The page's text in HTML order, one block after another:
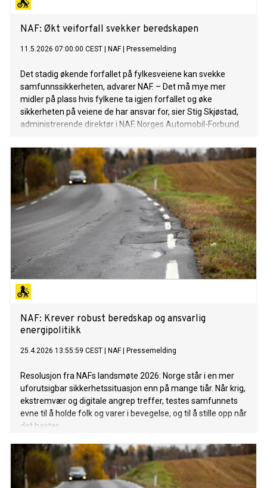
NAF: Økt veiforfall svekker beredskapen
11.5.2026 07:00:00 CEST NAF| Pressemelding
Det stadig økende forfallet på fylkesveiene kan svekke
samfunnssikkerheten, advarer NAF. – Det må mye mer
midler på plass hvis fylkene ta igjen forfallet og øke
sikkerheten på veiene de har ansvar for, sier Stig Skjøstad,
administrerende direktør i NAF, Norges Automobil-Forbund.
NAF: Krever robust beredskap og ansvarlig
energipolitikk
25.4.2026 13:55:59 CEST NAF| Pressemelding
Resolusjon fra NAFs landsmøte 2026: Norge står i en mer
uforutsigbar sikkerhetssituasjon enn på mange tiår. Når krig,
ekstremvær og digitale angrep treffer, testes samfunnets
evne til å holde folk og varer i bevegelse, og til å stille opp når
det haster.